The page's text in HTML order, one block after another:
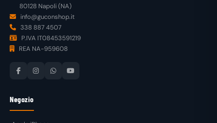
80128 Napoli (NA)
info@guconshop.it
338 887 4507
P.IVA IT08453591219
REA NA-959608
Negozio